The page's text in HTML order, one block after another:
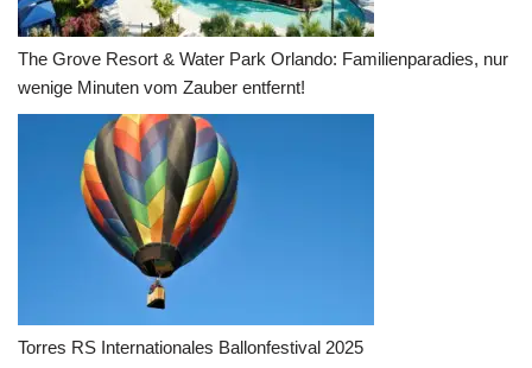
The Grove Resort & Water Park Orlando: Familienparadies, nur
wenige Minuten vom Zauber entfernt!
Torres RS Internationales Ballonfestival 2025